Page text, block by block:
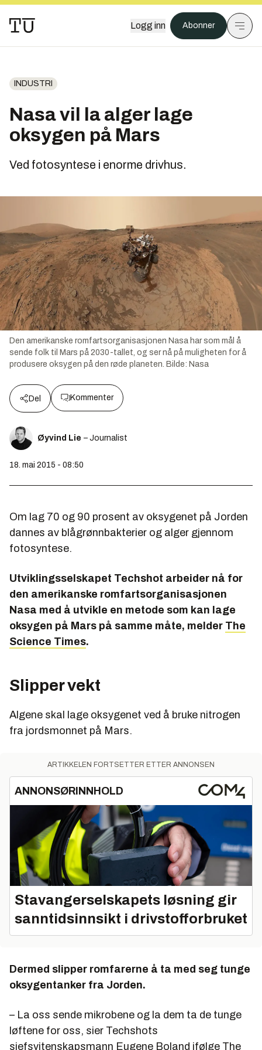
Logg inn Abonner
INDUSTRI
Nasa vil la alger lage
oksygen på Mars
Ved fotosyntese i enorme drivhus.
Den amerikanske romfartsorganisasjonen Nasa har som mål å
sende folk til Mars på 2030-tallet, og ser nå på muligheten for å
produsere oksygen på den røde planeten. Bilde: Nasa
Del Kommenter
Øyvind Lie – Journalist
18. mai 2015 - 08:50
Om lag 70 og 90 prosent av oksygenet på Jorden
dannes av blågrønnbakterier og alger gjennom
fotosyntese.
Utviklingsselskapet Techshot arbeider nå for
den amerikanske romfartsorganisasjonen
Nasa med å utvikle en metode som kan lage
oksygen på Mars på samme måte, melder The
Science Times.
Slipper vekt
Algene skal lage oksygenet ved å bruke nitrogen
fra jordsmonnet på Mars.
ARTIKKELEN FORTSETTER ETTER ANNONSEN
ANNONSØRINNHOLD
Stavangerselskapets løsning gir
sanntidsinnsikt i drivstofforbruket
Dermed slipper romfarerne å ta med seg tunge
oksygentanker fra Jorden.
– La oss sende mikrobene og la dem ta de tunge
løftene for oss, sier Techshots
sjefsvitenskapsmann Eugene Boland ifølge The